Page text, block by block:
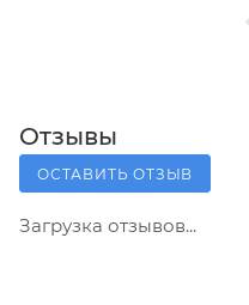
Отзывы
ОСТАВИТЬ ОТЗЫВ
Загрузка отзывов...